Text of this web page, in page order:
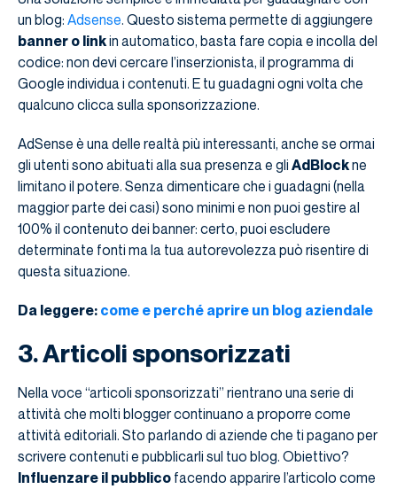
un blog: Adsense. Questo sistema permette di aggiungere
banner o linkin automatico, basta fare copia e incolla del
codice: non devi cercare l’inserzionista, il programma di
Google individua i contenuti. E tu guadagni ogni volta che
qualcuno clicca sulla sponsorizzazione.
AdSense è una delle realtà più interessanti, anche se ormai
gli utenti sono abituati alla sua presenza e gli AdBlockne
limitano il potere. Senza dimenticare che i guadagni (nella
maggior parte dei casi) sono minimi e non puoi gestire al
100% il contenuto dei banner: certo, puoi escludere
determinate fonti ma la tua autorevolezza può risentire di
questa situazione.
Da leggere: come e perché aprire un blog aziendale
3. Articoli sponsorizzati
Nella voce “articoli sponsorizzati” rientrano una serie di
attività che molti blogger continuano a proporre come
attività editoriali. Sto parlando di aziende che ti pagano per
scrivere contenuti e pubblicarli sul tuo blog. Obiettivo?
Influenzare il pubblico facendo apparire l’articolo come